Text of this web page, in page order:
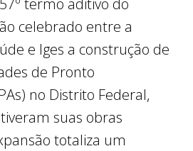
termo aditivo do
celebrado entre a
e Iges a construção de
de Pronto
no Distrito Federal,
suas obras
totaliza um